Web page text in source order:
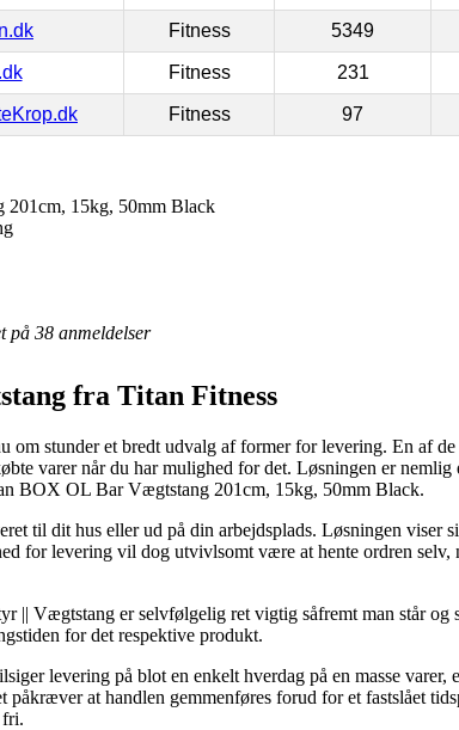
Fitness 5349
Fitness 231
Fitness 97
15kg, 50mm Black
på 38 anmeldelser
fra Titan Fitness
om stunder et bredt udvalg af former for levering. En af
varer når du har mulighed for det. Løsningen er
BOX OL Bar Vægtstang 201cm, 15kg, 50mm Black.
til dit hus eller ud på din arbejdsplads. Løsningen viser
for levering vil dog utvivlsomt være at hente ordren
|| Vægtstang er selvfølgelig ret vigtig såfremt man står og
for det respektive produkt.
levering på blot en enkelt hverdag på en masse
at handlen gemmenføres forud for et fastslået
fri.